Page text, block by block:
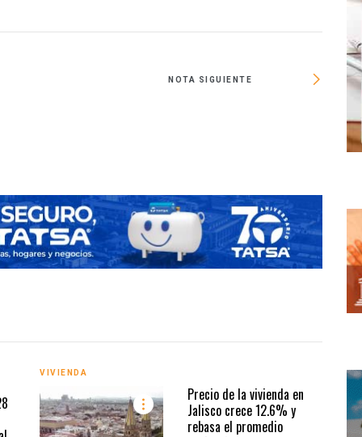
NOTA SIGUIENTE
VIVIENDA
Precio de la vivienda en
Jalisco crece 12.6% y
rebasa el promedio